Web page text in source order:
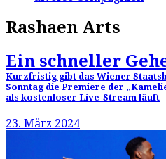
Rashaen Arts
Ein schneller
Kurzfristig gibt das Wiener
Sonntag die Premiere der
als kostenloser Live-Stream läuft
23. März 2024